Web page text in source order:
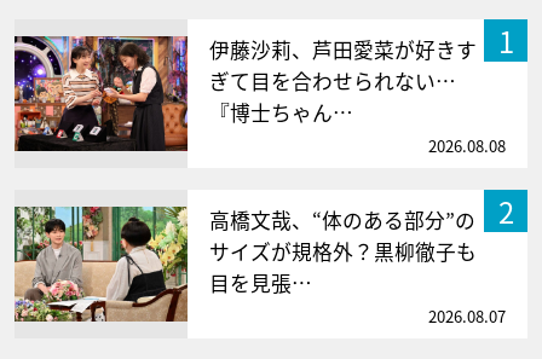
1
伊藤沙莉、芦田愛菜が好きす
ぎて目を合わせられない…
『博士ちゃん…
2026.08.08
2
高橋文哉、“体のある部分”の
サイズが規格外？黒柳徹子も
目を見張…
2026.08.07